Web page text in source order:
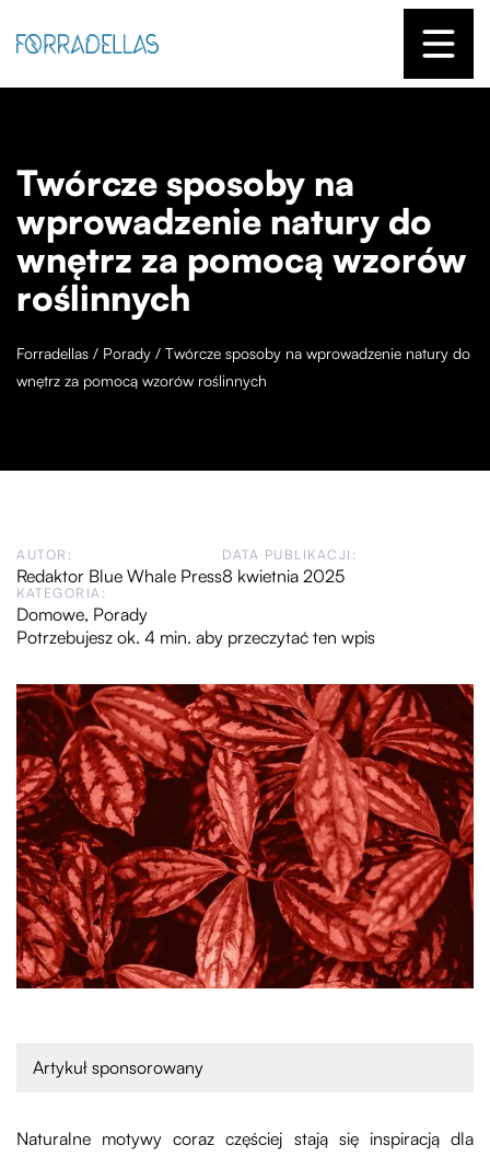
Twórcze sposoby na
wprowadzenie natury do
wnętrz za pomocą wzorów
roślinnych
Forradellas / Porady / Twórcze sposoby na wprowadzenie natury do
wnętrz za pomocą wzorów roślinnych
AUTOR:
Redaktor Blue Whale Press
DATA PUBLIKACJI:
8 kwietnia 2025
KATEGORIA:
Domowe, Porady
Potrzebujesz ok. 4 min. aby przeczytać ten wpis
Artykuł sponsorowany
Naturalne motywy coraz częściej stają się inspiracją dla